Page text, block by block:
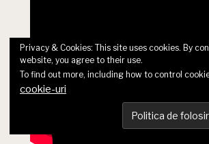
Privacy & Cookies: This site uses cookies. By
website, you agree to their use.
To find out more, including how to control
cookie-uri